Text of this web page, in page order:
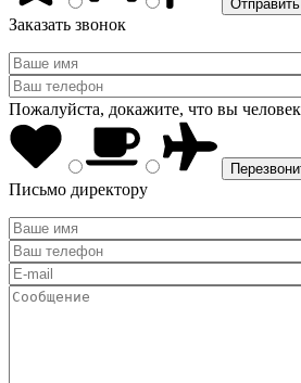
Заказать звонок
Пожалуйста, докажите, что вы
Письмо директору